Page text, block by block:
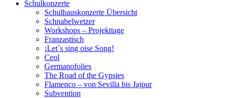
Schulkonzerte
Schulhauskonzerte Übersicht
Schnabelwetzer
Workshops – Projekttage
Franzastisch
¡Let´s sing oise Song!
Ceol
Germanofolies
The Road of the Gypsies
Flamenco – von Sevilla bis Jajpur
Subvention